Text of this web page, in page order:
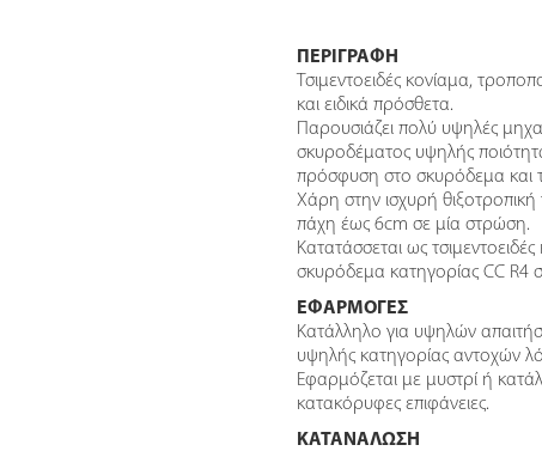
ΠΕΡΙΓΡΑΦΗ
Τσιμεντοειδές κονίαμα,
και ειδικά πρόσθετα.
Παρουσιάζει πολύ υψηλές
σκυροδέματος υψηλής
πρόσφυση στο σκυρόδεμα και
Χάρη στην ισχυρή
πάχη έως 6cm σε μία στρώση.
Κατατάσσεται ως
σκυρόδεμα κατηγορίας CC
ΕΦΑΡΜΟΓΕΣ
Κατάλληλο για υψηλών
υψηλής κατηγορίας αντοχών
Εφαρμόζεται με μυστρί ή
κατακόρυφες επιφάνειες.
ΚΑΤΑΝΑΛΩΣΗ